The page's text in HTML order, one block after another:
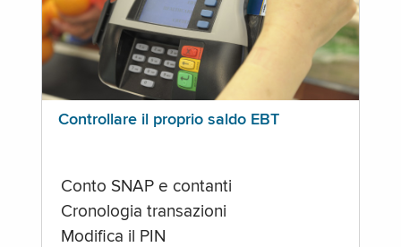
Controllare il proprio saldo EBT
Conto SNAP e contanti
Cronologia transazioni
Modifica il PIN